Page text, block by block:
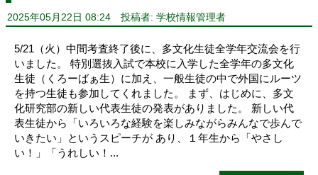
2025年05月22日 08:24 投稿者: 学校情報管理者
5/21（火）中間考査終了後に、多文化生徒全学年交流会を行
いました。 特別選抜入試で本校に入学した全学年の多文化
生徒（くろーばぁ生）に加え、一般生徒の中で外国にルーツ
を持つ生徒も参加してくれました。 まず、はじめに、多文
化研究部の新しい代表生徒の発表がありました。 新しい代
表生徒から「いろいろな経験を楽しみながらみんなで歩んで
いきたい」というスピーチが あり、１年生から「やさし
い！」「うれしい！...